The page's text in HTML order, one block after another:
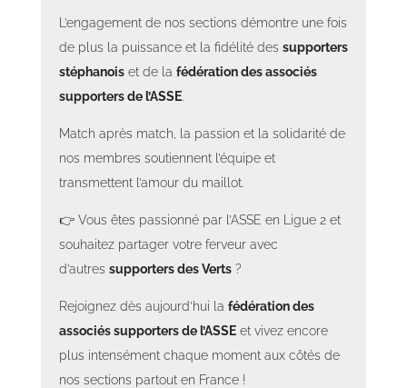
L’engagement de nos sections démontre une fois
de plus la puissance et la fidélité des supporters
stéphanois et de la fédération des associés
supporters de l’ASSE.
Match après match, la passion et la solidarité de
nos membres soutiennent l’équipe et
transmettent l’amour du maillot.
👉 Vous êtes passionné par l’ASSE en Ligue 2 et
souhaitez partager votre ferveur avec
d’autres supporters des Verts ?
Rejoignez dès aujourd’hui la fédération des
associés supporters de l’ASSE et vivez encore
plus intensément chaque moment aux côtés de
nos sections partout en France !